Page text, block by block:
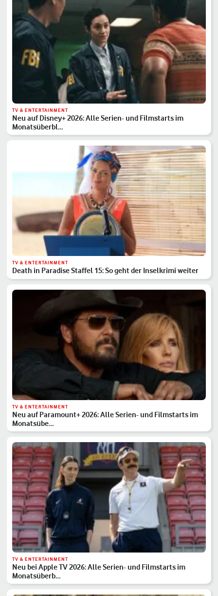
TV & ENTERTAINMENT
Neu auf Disney+ 2026: Alle Serien- und Filmstarts im
Monatsüberbl…
TV & ENTERTAINMENT
Death in Paradise Staffel 15: So geht der Inselkrimi weiter
TV & ENTERTAINMENT
Neu auf Paramount+ 2026: Alle Serien- und Filmstarts im
Monatsübe…
TV & ENTERTAINMENT
Neu bei Apple TV 2026: Alle Serien- und Filmstarts im
Monatsüberb…